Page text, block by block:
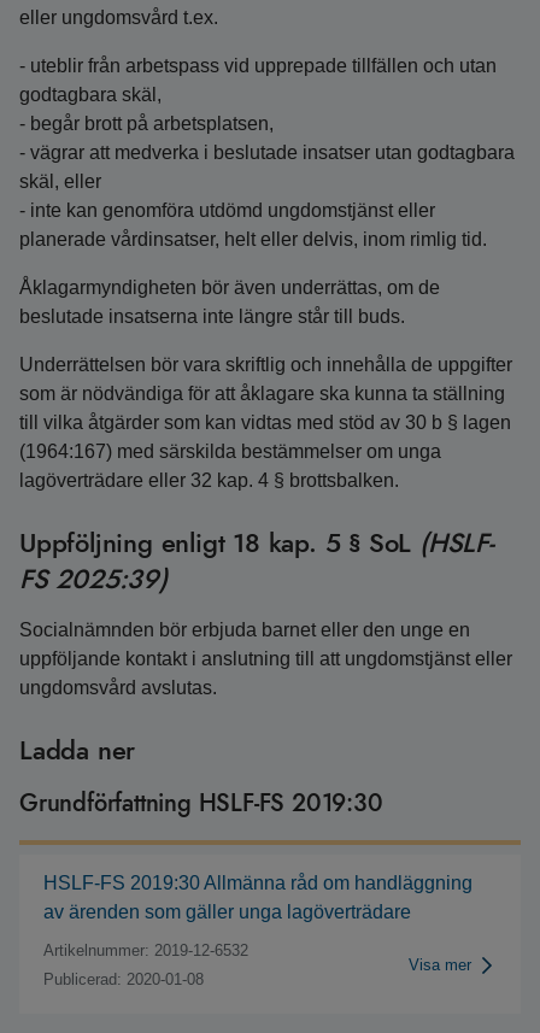
eller ungdomsvård t.ex.
- uteblir från arbetspass vid upprepade tillfällen och utan
godtagbara skäl,
- begår brott på arbetsplatsen,
- vägrar att medverka i beslutade insatser utan godtagbara
skäl, eller
- inte kan genomföra utdömd ungdomstjänst eller
planerade vårdinsatser, helt eller delvis, inom rimlig tid.
Åklagarmyndigheten bör även underrättas, om de
beslutade insatserna inte längre står till buds.
Underrättelsen bör vara skriftlig och innehålla de uppgifter
som är nödvändiga för att åklagare ska kunna ta ställning
till vilka åtgärder som kan vidtas med stöd av 30 b § lagen
(1964:167) med särskilda bestämmelser om unga
lagöverträdare eller 32 kap. 4 § brottsbalken.
Uppföljning enligt 18 kap. 5 § SoL (HSLF-
FS 2025:39)
Socialnämnden bör erbjuda barnet eller den unge en
uppföljande kontakt i anslutning till att ungdomstjänst eller
ungdomsvård avslutas.
Ladda ner
Grundförfattning HSLF-FS 2019:30
HSLF-FS 2019:30 Allmänna råd om handläggning
av ärenden som gäller unga lagöverträdare
Artikelnummer: 2019-12-6532
Publicerad: 2020-01-08
Visa mer